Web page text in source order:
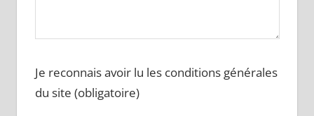
Je reconnais avoir lu les conditions générales
du site (obligatoire)